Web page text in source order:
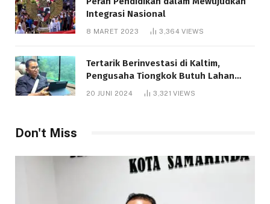
Integrasi Nasional
8 MARET 2023 3,364VIEWS
Tertarik Berinvestasi di Kaltim,
Pengusaha Tiongkok Butuh Lahan
20 JUNI 2024 3,321VIEWS
Don't Miss